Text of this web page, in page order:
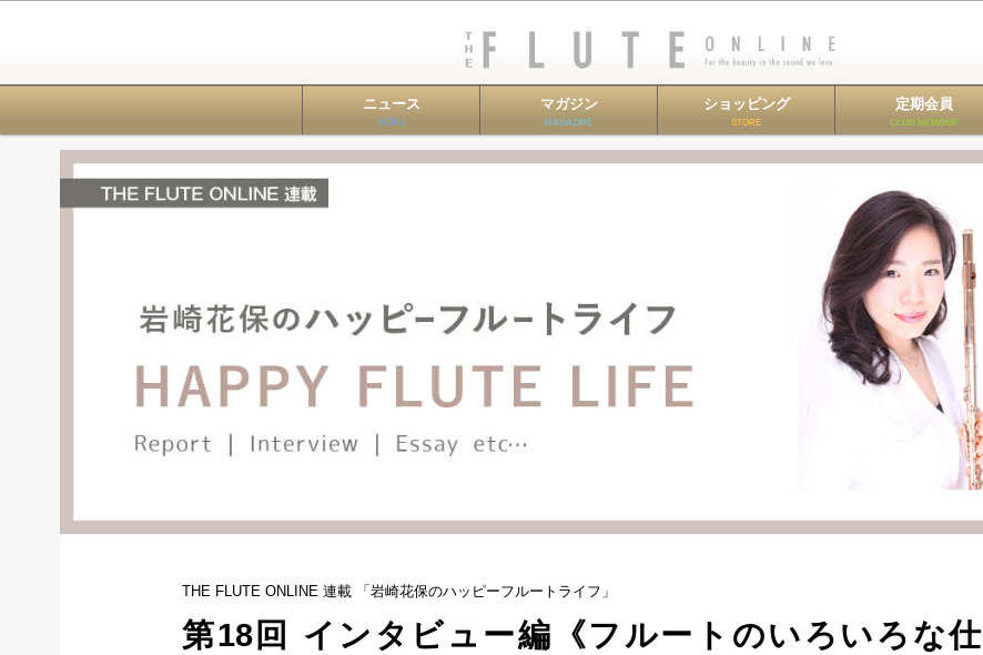
ニュース
NEWS
マガジン
MAGAZINE
ショッピング
STORE
定期会員
CLUB MEMBER
THE FLUTE ONLINE 連載 「岩崎花保のハッピーフルートライフ」
第18回 インタビュー編《フルートのいろいろな仕